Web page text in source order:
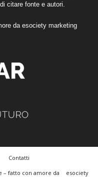
citare fonte e autori.
da esociety marketing
Contatti
– fatto con amore da
esociety